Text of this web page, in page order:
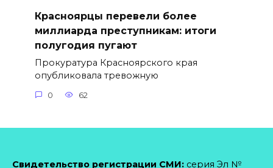
Красноярцы перевели более
миллиарда преступникам: итоги
полугодия пугают
Прокуратура Красноярского края
опубликовала тревожную
0 62
Свидетельство регистрации СМИ: серия Эл №